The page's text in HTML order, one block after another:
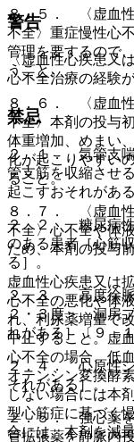
８．５． 〈虚血性
不全〉重症慢性心
管理を要するので
うこと。
８．６． 〈虚血
不全〉本剤の投与
体重増加、めまい
化が起こりやすい
ること。
８．７． 〈虚血
不全〉心不全や体
ため、本剤の投与
虚血性心疾患又は
心不全の悪化や体
れ、利尿薬増量で
中止すること。虚
心不全の場合、低
オテンシン変換酵
しない場合には本
型心筋症に基づく
合には、本剤を減
警告
〈虚血性心疾患又
心不全治療の経験
禁忌
２．１． 気管支
管支筋を収縮させ
起こすおそれがある
２．２． 糖尿病性
のある患者［心筋
る］。
２．３． 高度徐
２・３度＞、洞房
れがある］〔９．
２．４． 心原性シ
それがある］。
２．５． 強心薬を
管拡張薬を静脈内